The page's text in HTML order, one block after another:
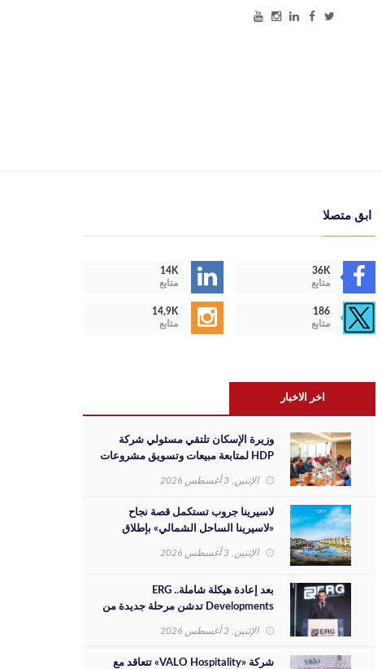
ابق متصلا
14K
متابع
36K
متابع
14,9K
متابع
186
متابع
اخر الاخبار
وزيرة الإسكان تلتقي مسئولي شركة
HDP لمتابعة مبيعات وتسويق مشروعات
المدن الجديدة والفرص الاستثمارية
الإثنين, 3 أغسطس 2026
لاسيرينا جروب تستكمل قصة نجاح
«لاسيرينا الساحل الشمالي» بإطلاق
مرحلة جديدة على مساحة 30 فدانًا
الإثنين, 3 أغسطس 2026
بعد إعادة هيكلة شاملة.. ERG
Developments تدشن مرحلة جديدة من
النمو بدعم مالي بقيمة 700 مليون جنيه
الإثنين, 3 أغسطس 2026
شركة «VALO Hospitality» تتعاقد مع